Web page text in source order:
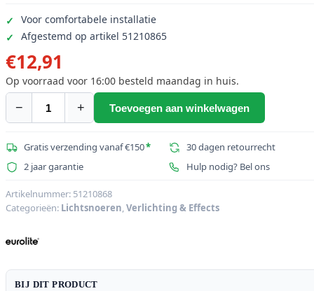
Voor comfortabele installatie
Afgestemd op artikel 51210865
€12,91
Op voorraad voor 16:00 besteld maandag in huis.
−
EUROLITE
voor
U-
20mm
metaal
+ Toevoegen aan winkelwagen
Gratis verzending vanaf €150*
30 dagen retourrecht
2 jaar garantie
Hulp nodig? Bel ons
Artikelnummer: 51210868
Categorieën: Lichtsnoeren,Verlichting & Effects
BIJ DIT PRODUCT